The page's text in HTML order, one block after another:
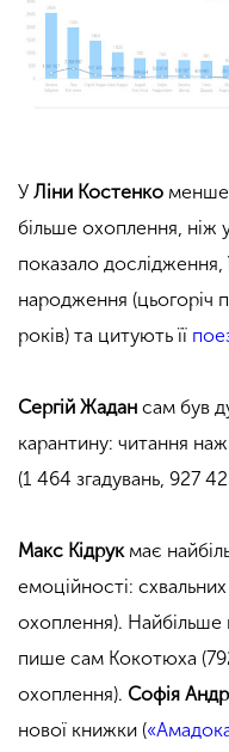
У Ліни Костенко менше
більше охоплення, ніж
показало дослідження,
народження (цьогоріч
років) та цитують її
Сергій Жадан сам був
карантину: читання
(1 464 згадувань, 927
Макс Кідрукмає
емоційності:
охоплення).
пише сам Кокотюха
охоплення). Софія
нової книжки (